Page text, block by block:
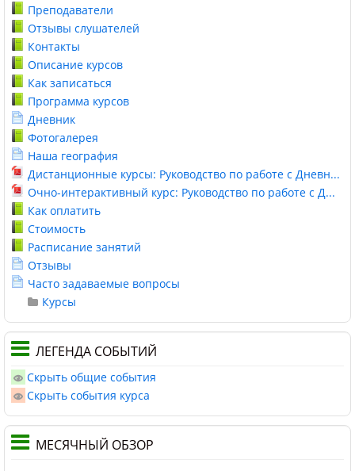
Преподаватели
Отзывы слушателей
Контакты
Описание курсов
Как записаться
Программа курсов
Дневник
Фотогалерея
Наша география
Дистанционные курсы: Руководство по работе с Дневн...
Очно-интерактивный курс: Руководство по работе с Д...
Как оплатить
Стоимость
Расписание занятий
Отзывы
Часто задаваемые вопросы
Курсы
ЛЕГЕНДА СОБЫТИЙ
Скрыть общие события
Скрыть события курса
МЕСЯЧНЫЙ ОБЗОР